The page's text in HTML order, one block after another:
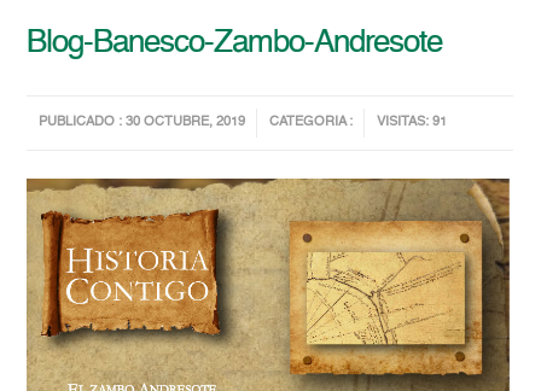
Blog-Banesco-Zambo-Andresote
PUBLICADO : 30 OCTUBRE, 2019 CATEGORIA : VISITAS: 91